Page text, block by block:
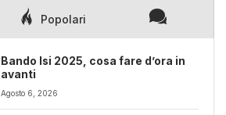
Popolari
Bando Isi 2025, cosa fare d’ora in
avanti
Agosto 6, 2026